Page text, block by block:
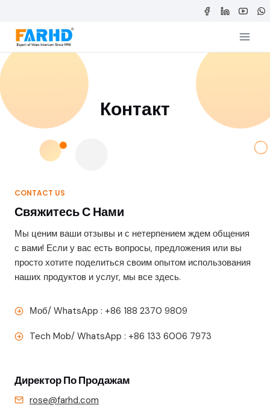
содержимому
Контакт
CONTACT US
Свяжитесь С Нами
Мы ценим ваши отзывы и с нетерпением ждем общения
с вами! Если у вас есть вопросы, предложения или вы
просто хотите поделиться своим опытом использования
наших продуктов и услуг, мы все здесь.
Моб/ WhatsApp : +86 188 2370 9809
Tech Mob/ WhatsApp : +86 133 6006 7973
Директор По Продажам
rose@farhd.com